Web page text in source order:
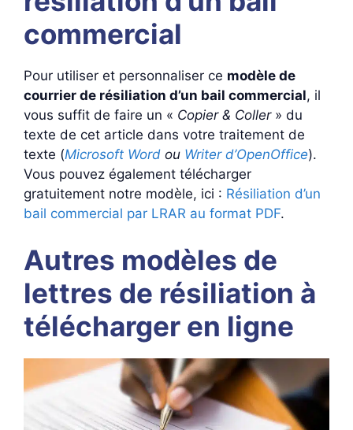
commercial
Pour utiliser et personnaliser ce modèle de
courrier de résiliation d’un bail commercial, il
vous suffit de faire un « Copier & Coller » du
texte de cet article dans votre traitement de
texte (Microsoft Word ou Writer d’OpenOffice).
Vous pouvez également télécharger
gratuitement notre modèle, ici : Résiliation d’un
bail commercial par LRAR au format PDF.
Autres modèles de
lettres de résiliation à
télécharger en ligne